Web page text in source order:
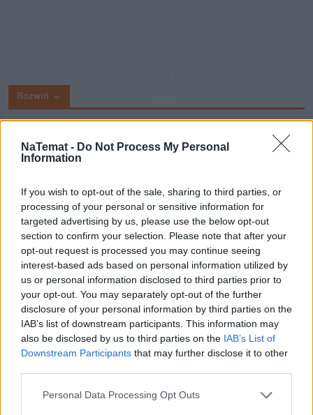
NaTemat - Do Not Process My Personal
Information
If you wish to opt-out of the sale, sharing to third parties, or
processing of your personal or sensitive information for
targeted advertising by us, please use the below opt-out
section to confirm your selection. Please note that after your
opt-out request is processed you may continue seeing
interest-based ads based on personal information utilized by
us or personal information disclosed to third parties prior to
your opt-out. You may separately opt-out of the further
disclosure of your personal information by third parties on the
IAB’s list of downstream participants. This information may
also be disclosed by us to third parties on the IAB’s List of
Downstream Participants that may further disclose it to other
Personal Data Processing Opt Outs
Rozwiń
wywiadowi wojskowemu Federacji Rosyjskiej
informacji na temat zabezpieczenia lotniska Port
Lotniczy Rzeszów-Jasionka. Miało to m.in. pomóc w
planowaniu przez rosyjskie służby specjalne
ewentualnego zamachu na życie głowy obcego
państwa – prezydenta Ukrainy Wołodymyra
Zełenskiego" – czytamy w oświadczeniu przesłanym
mediom przez Annę Adamiak, rzeczniczkę
Prokuratury Krajowej.